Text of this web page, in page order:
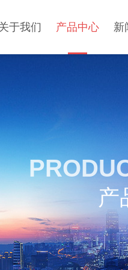
于我们 产品中心 新
产